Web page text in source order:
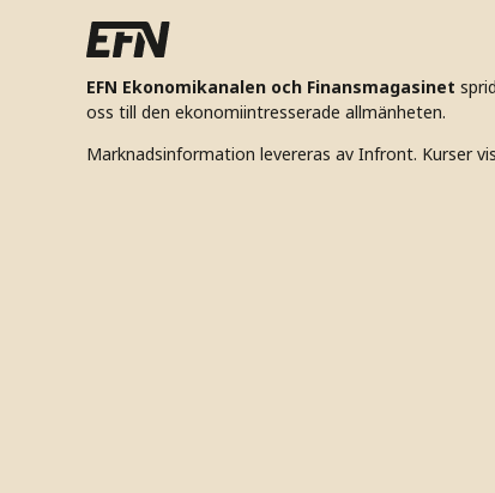
EFN Ekonomikanalen och Finansmagasinet
oss till den ekonomiintresserade allmänheten.
Marknadsinformation levereras av Infront. Kurser